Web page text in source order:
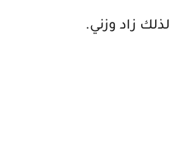
لذلك زاد وزني.